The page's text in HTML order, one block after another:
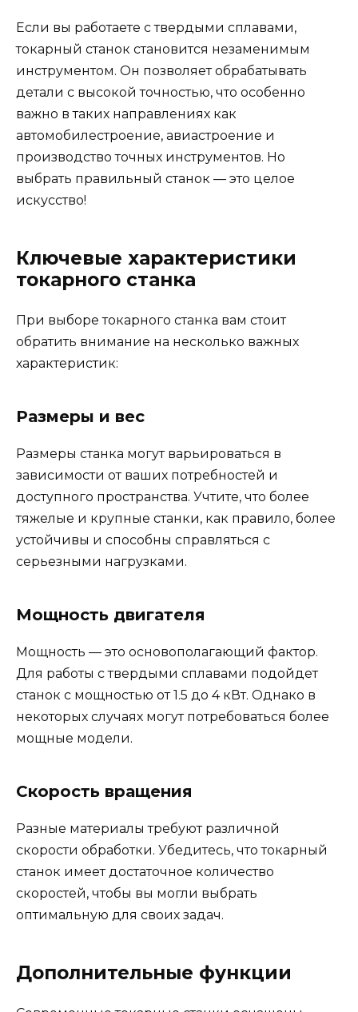
Если вы работаете с твердыми сплавами,
токарный станок становится незаменимым
инструментом. Он позволяет обрабатывать
детали с высокой точностью, что особенно
важно в таких направлениях как
автомобилестроение, авиастроение и
производство точных инструментов. Но
выбрать правильный станок — это целое
искусство!
Ключевые характеристики
токарного станка
При выборе токарного станка вам стоит
обратить внимание на несколько важных
характеристик:
Размеры и вес
Размеры станка могут варьироваться в
зависимости от ваших потребностей и
доступного пространства. Учтите, что более
тяжелые и крупные станки, как правило, более
устойчивы и способны справляться с
серьезными нагрузками.
Мощность двигателя
Мощность — это основополагающий фактор.
Для работы с твердыми сплавами подойдет
станок с мощностью от 1.5 до 4 кВт. Однако в
некоторых случаях могут потребоваться более
мощные модели.
Скорость вращения
Разные материалы требуют различной
скорости обработки. Убедитесь, что токарный
станок имеет достаточное количество
скоростей, чтобы вы могли выбрать
оптимальную для своих задач.
Дополнительные функции